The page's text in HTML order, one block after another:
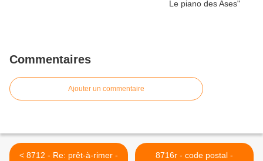
Commentaires
Ajouter un commentaire
< 8712 - Re: prêt-à-rimer -
8716r - code postal -